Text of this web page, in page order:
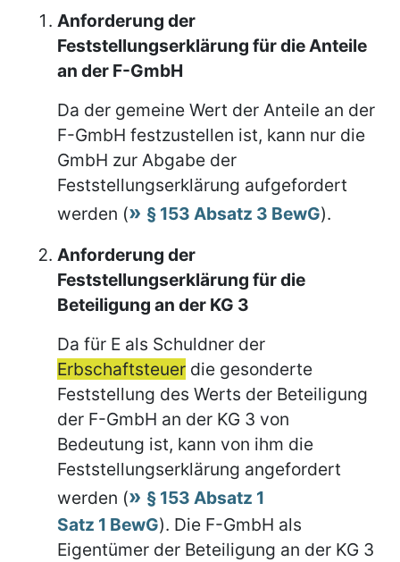
Anforderung der
Feststellungserklärung für die Anteile
an der F-GmbH
Da der gemeine Wert der Anteile an der
F-GmbH festzustellen ist, kann nur die
GmbH zur Abgabe der
Feststellungserklärung aufgefordert
werden (
§ 153 Absatz 3 BewG).
Anforderung der
Feststellungserklärung für die
Beteiligung an der KG 3
Da für E als Schuldner der
Erbschaftsteuer die gesonderte
Feststellung des Werts der Beteiligung
der F-GmbH an der KG 3 von
Bedeutung ist, kann von ihm die
Feststellungserklärung angefordert
werden (
§ 153 Absatz 1
Satz 1 BewG). Die F-GmbH als
Eigentümer der Beteiligung an der KG 3